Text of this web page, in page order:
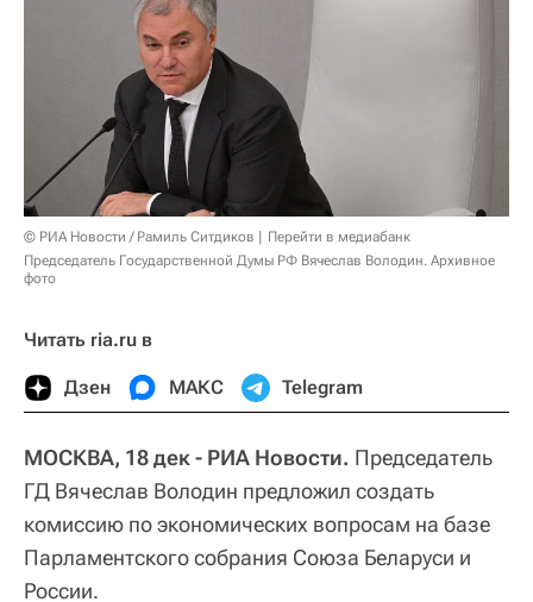
© РИА Новости / Рамиль Ситдиков
Перейти в медиабанк
Председатель Государственной Думы РФ Вячеслав Володин. Архивное
фото
Читать ria.ru в
Дзен МАКС Telegram
МОСКВА, 18 дек - РИА Новости. Председатель
ГД Вячеслав Володин предложил создать
комиссию по экономических вопросам на базе
Парламентского собрания Союза Беларуси и
России.